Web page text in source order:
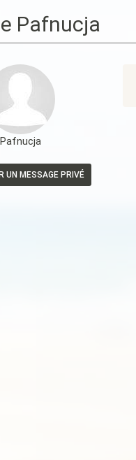
Pafnucja
Pafnucja
UN MESSAGE PRIVÉ